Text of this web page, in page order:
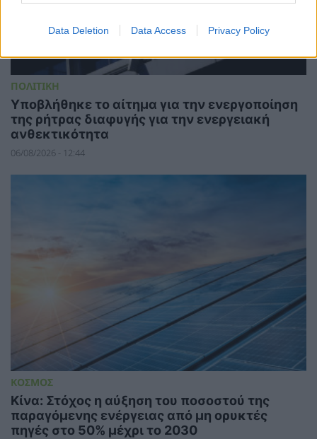
Data Deletion Data Access Privacy Policy
ΠΟΛΙΤΙΚΗ
Υποβλήθηκε το αίτημα για την ενεργοποίηση
της ρήτρας διαφυγής για την ενεργειακή
ανθεκτικότητα
06/08/2026 - 12:44
ΚΟΣΜΟΣ
Κίνα: Στόχος η αύξηση του ποσοστού της
παραγόμενης ενέργειας από μη ορυκτές
πηγές στο 50% μέχρι το 2030